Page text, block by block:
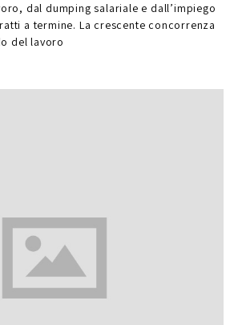
dal dumping salariale e dall’impiego
a termine. La crescente concorrenza
del lavoro